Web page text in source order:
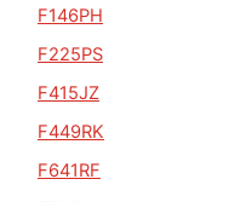
F146PH
F225PS
F415JZ
F449RK
F641RF